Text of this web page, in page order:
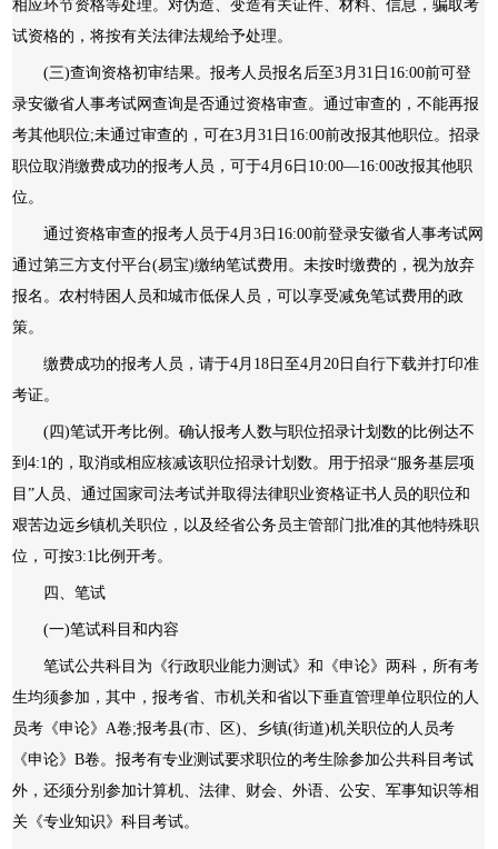
相应环节资格等处理。对伪造、变造有关证件、材料、信息，骗取考
试资格的，将按有关法律法规给予处理。
(三)查询资格初审结果。报考人员报名后至3月31日16:00前可登
录安徽省人事考试网查询是否通过资格审查。通过审查的，不能再报
考其他职位;未通过审查的，可在3月31日16:00前改报其他职位。招录
职位取消缴费成功的报考人员，可于4月6日10:00—16:00改报其他职
位。
通过资格审查的报考人员于4月3日16:00前登录安徽省人事考试网
通过第三方支付平台(易宝)缴纳笔试费用。未按时缴费的，视为放弃
报名。农村特困人员和城市低保人员，可以享受减免笔试费用的政
策。
缴费成功的报考人员，请于4月18日至4月20日自行下载并打印准
考证。
(四)笔试开考比例。确认报考人数与职位招录计划数的比例达不
到4:1的，取消或相应核减该职位招录计划数。用于招录“服务基层项
目”人员、通过国家司法考试并取得法律职业资格证书人员的职位和
艰苦边远乡镇机关职位，以及经省公务员主管部门批准的其他特殊职
位，可按3:1比例开考。
四、笔试
(一)笔试科目和内容
笔试公共科目为《行政职业能力测试》和《申论》两科，所有考
生均须参加，其中，报考省、市机关和省以下垂直管理单位职位的人
员考《申论》A卷;报考县(市、区)、乡镇(街道)机关职位的人员考
《申论》B卷。报考有专业测试要求职位的考生除参加公共科目考试
外，还须分别参加计算机、法律、财会、外语、公安、军事知识等相
关《专业知识》科目考试。